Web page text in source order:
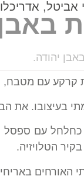
אביטל,
יהודה.
עם מטבח,
בעיצובו.
עם ספסל
הטלויזיה.
האורחים